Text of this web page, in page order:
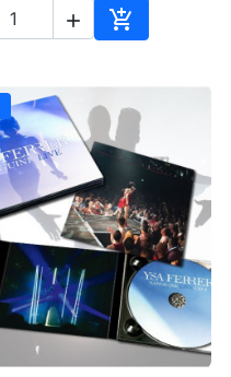
 
Ajouter au